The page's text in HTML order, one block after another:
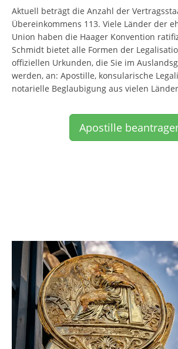
Aktuell beträgt die Anzahl der
Übereinkommens 113. Viele Länder der
Union haben die Haager Konvention
Schmidt bietet alle Formen der
offiziellen Urkunden, die Sie im
werden, an: Apostille, konsularische
notarielle Beglaubigung aus vielen
Apostille